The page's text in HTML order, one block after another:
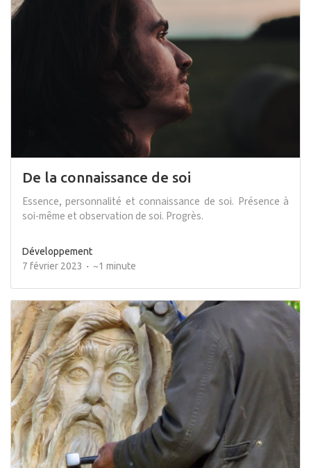
De la connaissance de soi
Essence, personnalité et connaissance de soi. Présence à
soi-même et observation de soi. Progrès.
Développement
7 février 2023
~1 minute